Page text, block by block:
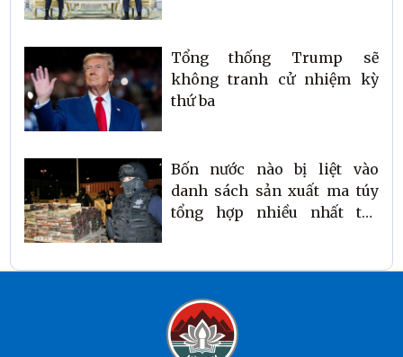
Tổng thống Trump sẽ
không tranh cử nhiệm kỳ
thứ ba
Bốn nước nào bị liệt vào
danh sách sản xuất ma túy
tổng hợp nhiều nhất thế